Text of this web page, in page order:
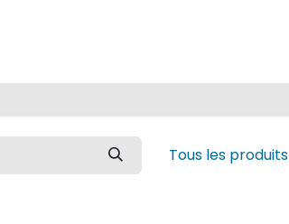
Tous les produits